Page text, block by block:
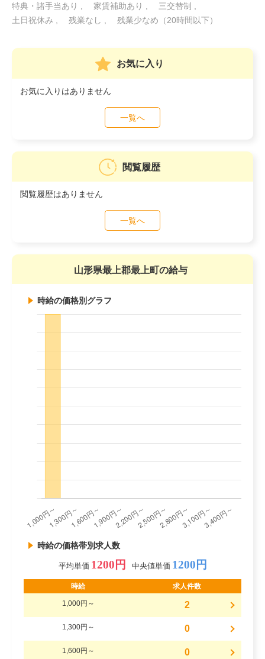
特典・諸手当あり 家賃補助あり
三交替制
土日祝休み
残業なし 残業少なめ（20時間以下）
お気に入り
お気に入りはありません
一覧へ
閲覧履歴
閲覧履歴はありません
一覧へ
山形県最上郡最上町の給与
時給の価格別グラフ
時給の価格帯別求人数
平均単価 1200円 中央値単価 1200円
時給 求人件数
1,000円～ 2
1,300円～ 0
1,600円～ 0